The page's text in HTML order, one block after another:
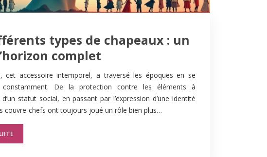
types de chapeaux : un
complet
cet accessoire intemporel, a traversé les époques en se
constamment. De la protection contre les éléments à
statut social, en passant par l’expression d’une identité
couvre-chefs ont toujours joué un rôle bien plus…